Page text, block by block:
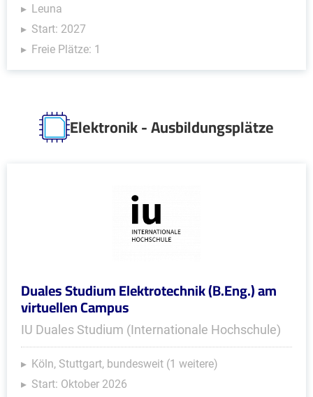
Leuna
Start: 2027
Freie Plätze: 1
Elektronik - Ausbildungsplätze
Duales Studium Elektrotechnik (B.Eng.) am
virtuellen Campus
IU Duales Studium (Internationale Hochschule)
Köln, Stuttgart, bundesweit (1 weitere)
Start: Oktober 2026